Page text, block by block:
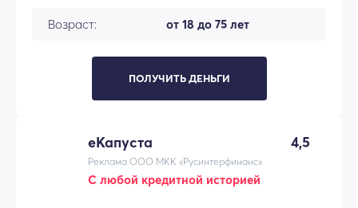
Возраст: от 18 до 75 лет
ПОЛУЧИТЬ ДЕНЬГИ
еКапуста 4,5
Реклама ООО МКК «Русинтерфинанс»
С любой кредитной историей